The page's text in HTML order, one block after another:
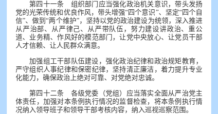
第四十一条 组织部门应当强化政治机关意识，带头发扬
党的光荣传统和优良作风，带头增强“四个意识”、坚定“四个自
信”、做到“两个维护”，坚持以党的政治建设为统领，深入推进
从严治部、从严律己、从严带队伍，努力建设讲政治、重公
道、业务精、作风好的模范部门，让党中央放心、让党员干部
人才信赖、让人民群众满意。
加强组工干部队伍建设，强化政治纪律和政治规矩教育，
严守组织人事纪律和保密纪律，坚持清正廉洁，着力提升专业
化能力，确保政治上绝对可靠、对党绝对忠诚。
第四十二条 各级党委（党组）应当落实全面从严治党主
体责任，加强对本条例执行情况的监督检查，将本条例执行情
况纳入领导班子和领导干部考核内容，纳入巡视巡察范围。